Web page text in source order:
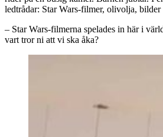
ledtrådar: Star Wars-filmer, olivolja,
– Star Wars-filmerna spelades in här i
vart tror ni att vi ska åka?